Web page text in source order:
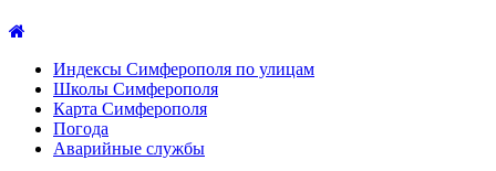
Индексы Симферополя по улицам
Школы Симферополя
Карта Симферополя
Погода
Аварийные службы